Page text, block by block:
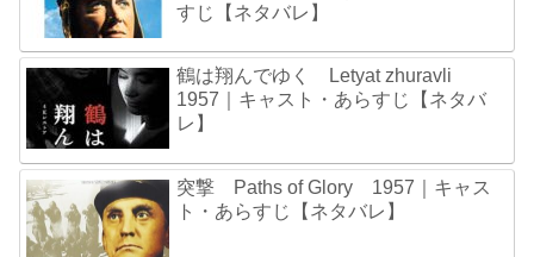
すじ【ネタバレ】
鶴は翔んでゆく Letyat zhuravli
1957｜キャスト・あらすじ【ネタバ
レ】
突撃 Paths of Glory 1957｜キャス
ト・あらすじ【ネタバレ】